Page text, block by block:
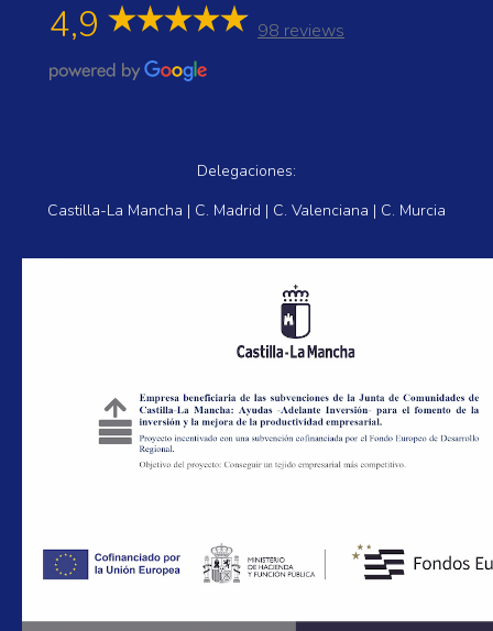
4,9 98 reviews
Delegaciones:
Castilla-La Mancha | C. Madrid | C. Valenciana | C. Murcia